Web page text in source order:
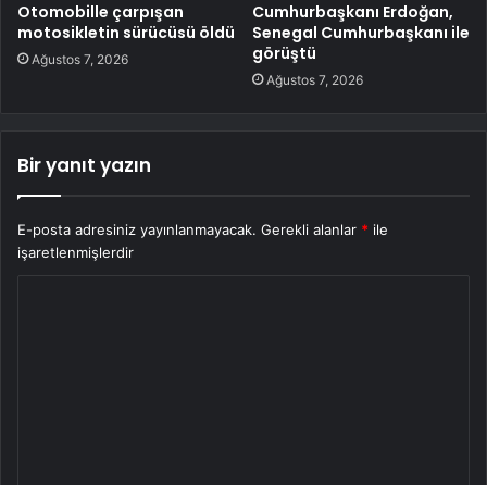
Otomobille çarpışan
motosikletin sürücüsü öldü
Ağustos 7, 2026
Cumhurbaşkanı Erdoğan,
Senegal Cumhurbaşkanı ile
görüştü
Ağustos 7, 2026
Bir yanıt yazın
E-posta adresiniz yayınlanmayacak. Gerekli alanlar * ile
işaretlenmişlerdir